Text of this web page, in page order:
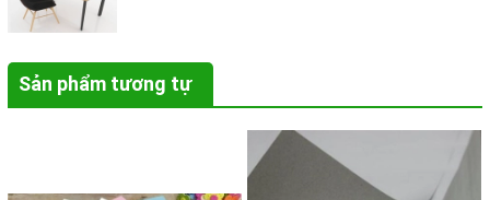
Sản phẩm tương tự